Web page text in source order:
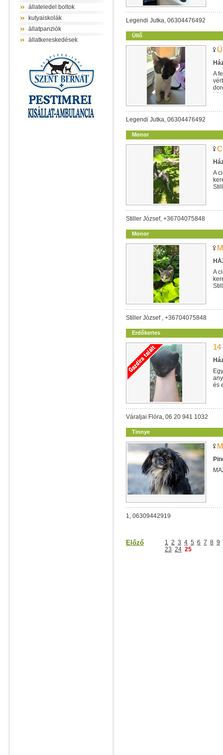
állateledel boltok
kutyaiskolák
állatpanziók
állatkereskedések
Legendi Jutka, 06304476492
Üllő
A
Legendi Jutka, 06304476492
Monor
A
Stiller József, +36704075848
Monor
A
Stiller József , +36704075848
Erdőkertes
és
Váraljai Flóra, 06 20 941 1032
Tinnye
1, 06309442919
Előző 1 2 3 4 5 6 7 8 9
23 24 25